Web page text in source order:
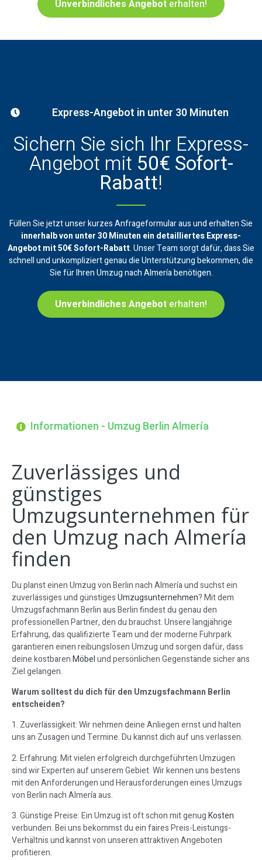
Unverbindliches Angebot erhalten!
Express-Angebot in unter 30 Minuten
Sichern Sie sich Ihr Express-
Angebot mit 50€ Sofort-
Rabatt!
Füllen Sie jetzt unser kurzes Anfrageformular aus und erhalten Sie
innerhalb von unter 30 Minuten ein detailliertes Express-
Angebot mit 50€ Sofort-Rabatt. Unser Team sorgt dafür, dass Sie
schnell und unkompliziert genau die Unterstützung bekommen, die
Sie für Ihren Umzug nach Almería benötigen.
Unverbindliches Angebot erhalten!
Informationen - Umzug Berlin Almería
Zuverlässiges und
günstiges
Umzugsunternehmen für
den Umzug nach Almería
finden
Du planst einen Umzug von Berlin nach Almería und suchst ein
zuverlässiges und günstigesUmzugsunternehmen? Mit dem
Umzugsfachmann Berlin aus Berlin findest du genau den
professionellen Partner, den du brauchst. Unsere langjährige
Erfahrung, das qualifizierte Team und der moderne Fuhrpark
garantieren einen reibungslosen Umzug und sorgen dafür, dass
deine kostbarenMöbelund persönlichen Gegenstände sicher ans
Ziel gelangen.
Warum solltest du dich für den Umzugsfachmann Berlin
entscheiden?
1. Zuverlässigkeit: Wir nehmen deine Anliegen ernst und halten
uns an Zusagen und Termine. Du kannst dich auf uns verlassen.
2. Erfahrung: Mit vielen erfolgreich durchgeführten Umzügen
sind wir Experten auf unserem Gebiet. Wir kennen uns bestens
mit den Anforderungen und Herausforderungen eines Umzugs
von Berlin nach Almería aus.
3. Günstige Preise: Ein Umzug ist oft schon mit genugKosten
verbunden. Bei uns bekommst du ein faires Preis-Leistungs-
Verhältnis und kannst von unseren attraktiven Angeboten
profitieren.